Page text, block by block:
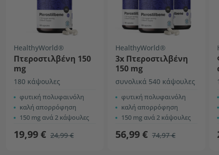
HealthyWorld®
Πτεροστιλβένη 150
mg
180 κάψουλες
φυτική πολυφαινόλη
καλή απορρόφηση
150 mg ανά 2 κάψουλες
19,99 € 24,99 €
HealthyWorld®
3x Πτεροστιλβένη
150 mg
συνολικά 540 κάψουλες
φυτική πολυφαινόλη
καλή απορρόφηση
150 mg ανά 2 κάψουλες
56,99 € 74,97 €